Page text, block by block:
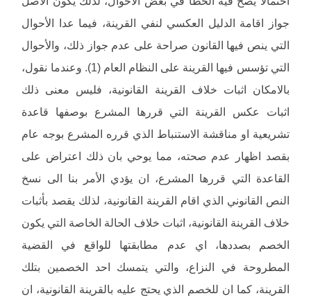
جواز اقامة الدليل العكسي لنفي القرينة، فيما عدا الأحوال
التي ينص فيها القانون صراحة على عدم جواز ذلك، والأحوال
التي تؤسس فيها القرينة على النظام العام (1). وعندما نقول،
بالامكان اثبات خلاف القرينة القانونية، فليس معنى ذلك
اثبات عكس القرينة التي قررها المشرع بوصفها قاعدة
تشريعية او مناقشة الاستنباط الذي قرره المشرع بوجه عام
بقصد اظهار عدم صحته، مما يوحي بان ذلك اعتراض على
القاعدة التي قررها المشرع، ان يؤدي الأمر بنا الى نسخ
النص القانوني الذي اقام القرينة القانونية، لذلك يقصد بأثبات
خلاف القرينة القانونية، اثبات خلاف الحالة الخاصة التي يكون
الخصم بصددها، اي عدم مطابقتها للواقع في القضية
المطروحة في النزاع، والتي يتمسك احد الخصمين بتلك
القرينة، كما ان للخصم الذي يحتج عليه بالقرينة القانونية، ان